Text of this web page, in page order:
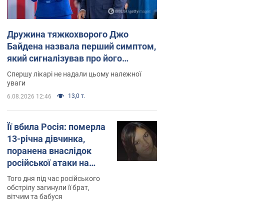
Дружина тяжкохворого Джо
Байдена назвала перший симптом,
який сигналізував про його
"агресивний" рак
Спершу лікарі не надали цьому належної
уваги
6.08.2026 12:46 13,0 т.
Її вбила Росія: померла
13-річна дівчинка,
поранена внаслідок
російської атаки на
Сумщину. Фото
Того дня під час російського
обстрілу загинули її брат,
вітчим та бабуся